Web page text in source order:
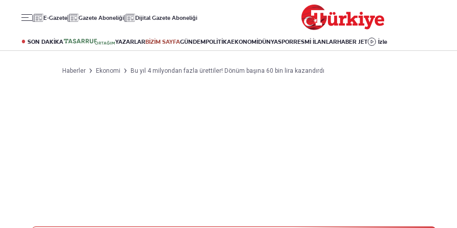
E-Gazete Gazete Aboneliği Dijital Gazete Aboneliği
SON DAKİKA YAZARLARBİZİM SAYFAGÜNDEMPOLİTİKAEKONOMİDÜNYASPORRESMİ İLANLARHABER JET İzle
Altın
Döviz
Kripto Para
Puan Durumu
Fikstür
Avrupa Ligi
Avrupa
Amerika
İsrail-Gazze
Yaşam
Sağlık
Yemek
Aktüel
Kitap
Haberler Ekonomi Bu yıl 4 milyondan fazla ürettiler! Dönüm başına 60 bin lira kazandırdı